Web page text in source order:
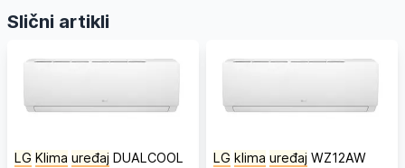
Slični artikli
LG Klima uređaj DUALCOOL
LG klima uređaj WZ12AW